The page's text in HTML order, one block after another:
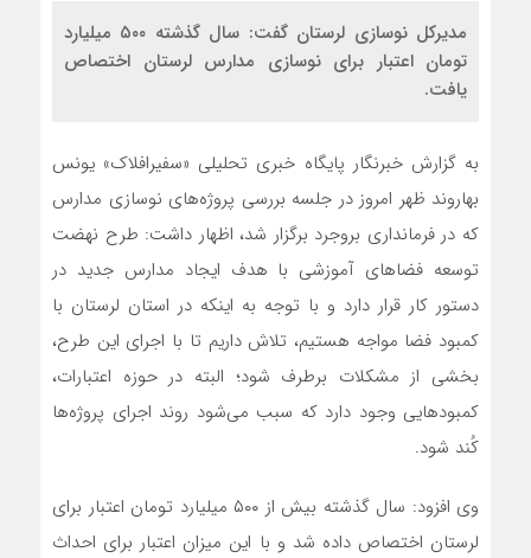
مدیرکل نوسازی لرستان گفت: سال گذشته ۵۰۰ میلیارد
تومان اعتبار برای نوسازی مدارس لرستان اختصاص
یافت.
به گزارش خبرنگار پایگاه خبری تحلیلی «سفیرافلاک» یونس
بهاروند ظهر امروز در جلسه بررسی پروژه‌های نوسازی مدارس
که در فرمانداری بروجرد برگزار شد، اظهار داشت: طرح نهضت
توسعه فضاهای آموزشی با هدف ایجاد مدارس جدید در
دستور کار قرار دارد و با توجه به اینکه در استان لرستان با
کمبود فضا مواجه هستیم، تلاش داریم تا با اجرای این طرح،
بخشی از مشکلات برطرف شود؛ البته در حوزه اعتبارات،
کمبودهایی وجود دارد که سبب می‌شود روند اجرای پروژه‌ها
کُند شود.
وی افزود: سال گذشته بیش از ۵۰۰ میلیارد تومان اعتبار برای
لرستان اختصاص داده شد و با این میزان اعتبار برای احداث